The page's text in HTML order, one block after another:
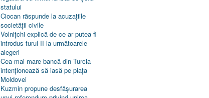
statului
Ciocan răspunde la acuzațiile
societății civile
Volnițchi explică de ce ar putea fi
introdus turul II la următoarele
alegeri
Cea mai mare bancă din Turcia
intenționează să iasă pe piața
Moldovei
Kuzmin propune desfășurarea